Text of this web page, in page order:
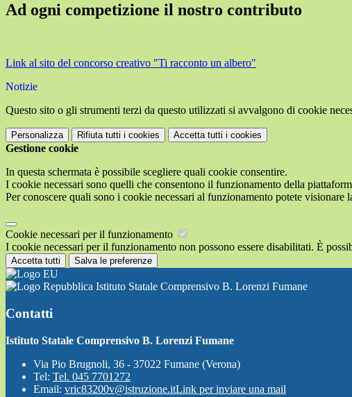
Ad ogni competizione il nostro contributo
Link al sito del concorso creativo "Ti racconto un albero"
Notizie
Questo sito o gli strumenti terzi da questo utilizzati si avvalgono di cookie
Personalizza Rifiuta tutti i cookies Accetta tutti i cookies
Gestione cookie
In questa schermata è possibile scegliere quali cookie consentire.
I cookie necessari sono quelli che consentono il funzionamento della
Per conoscere quali sono i cookie necessari al funzionamento potete visionare
Cookie necessari per il funzionamento
I cookie necessari per il funzionamento non possono essere disabilitati. È
Accetta tutti Salva le preferenze
Istituto Statale Comprensivo B. Lorenzi Fumane
Contatti
Istituto Statale Comprensivo B. Lorenzi Fumane
Via Pio Brugnoli, 36 - 37022 Fumane (Verona)
Tel: Tel. 045 7701272
Email: vric83200v@istruzione.itLink per inviare una mail